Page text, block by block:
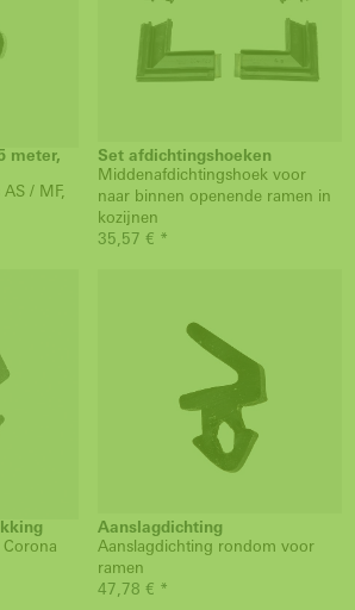
meter,
/ MF,
Set afdichtingshoeken
Middenafdichtingshoek voor
naar binnen openende ramen in
kozijnen
35,57 € *
Aanslagdichting
Aanslagdichting rondom voor
ramen
47,78 € *